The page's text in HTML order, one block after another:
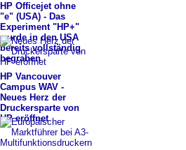
HP Officejet ohne
"e" (USA) - ​ Das
Experiment "HP+"
wurde in den USA
bereits vollständig
begraben
HP Vancouver
Campus WAV -
Neues Herz der
Druckersparte von
HP eröffnet